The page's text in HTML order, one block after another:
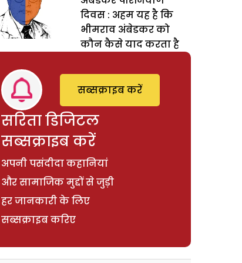
दिवस : अहम यह है कि
भीमराव अंबेडकर को
कौन कैसे याद करता है
सरिता डिजिटल
सब्सक्राइब करें
अपनी पसंदीदा कहानियां
और सामाजिक मुद्दों से जुड़ी
हर जानकारी के लिए
सब्सक्राइब करिए
सब्सक्राइब करें